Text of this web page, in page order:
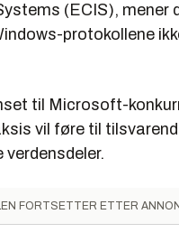
(ECIS), mener
protokollene
til Microsoft-
vil føre til
FORTSETTER ETTER